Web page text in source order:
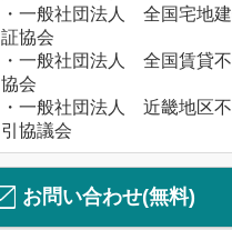
・一般社団法人 全国宅地
証協会
・一般社団法人 全国賃貸
協会
・一般社団法人 近畿地区
引協議会
お問い合わせ(無料)